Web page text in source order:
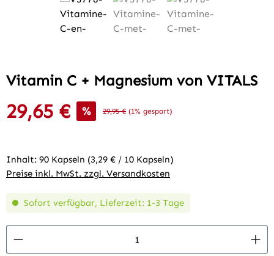
Vitamin C + Magnesium von VITALS
Verkaufspreis:
29,65 € % Regulärer Preis:
29,95 € (1% gespart)
Inhalt: 90 Kapseln (3,29 € / 10 Kapseln)
Preise inkl. MwSt. zzgl. Versandkosten
Sofort verfügbar, Lieferzeit: 1-3 Tage
Produkt Anzahl: Gib den gewünschten